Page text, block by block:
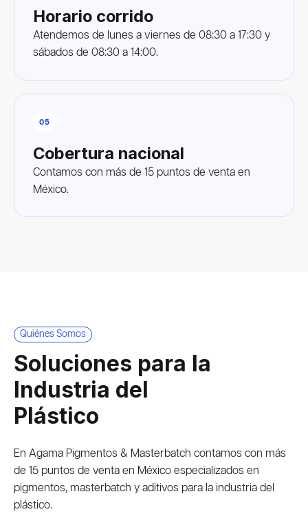
Horario corrido
Atendemos de lunes a viernes de 08:30 a 17:30 y
sábados de 08:30 a 14:00.
05
Cobertura nacional
Contamos con más de 15 puntos de venta en
México.
Quiénes Somos
Soluciones para la
Industria del
Plástico
En Agama Pigmentos & Masterbatch contamos con más
de 15 puntos de venta en México especializados en
pigmentos, masterbatch y aditivos para la industria del
plástico.